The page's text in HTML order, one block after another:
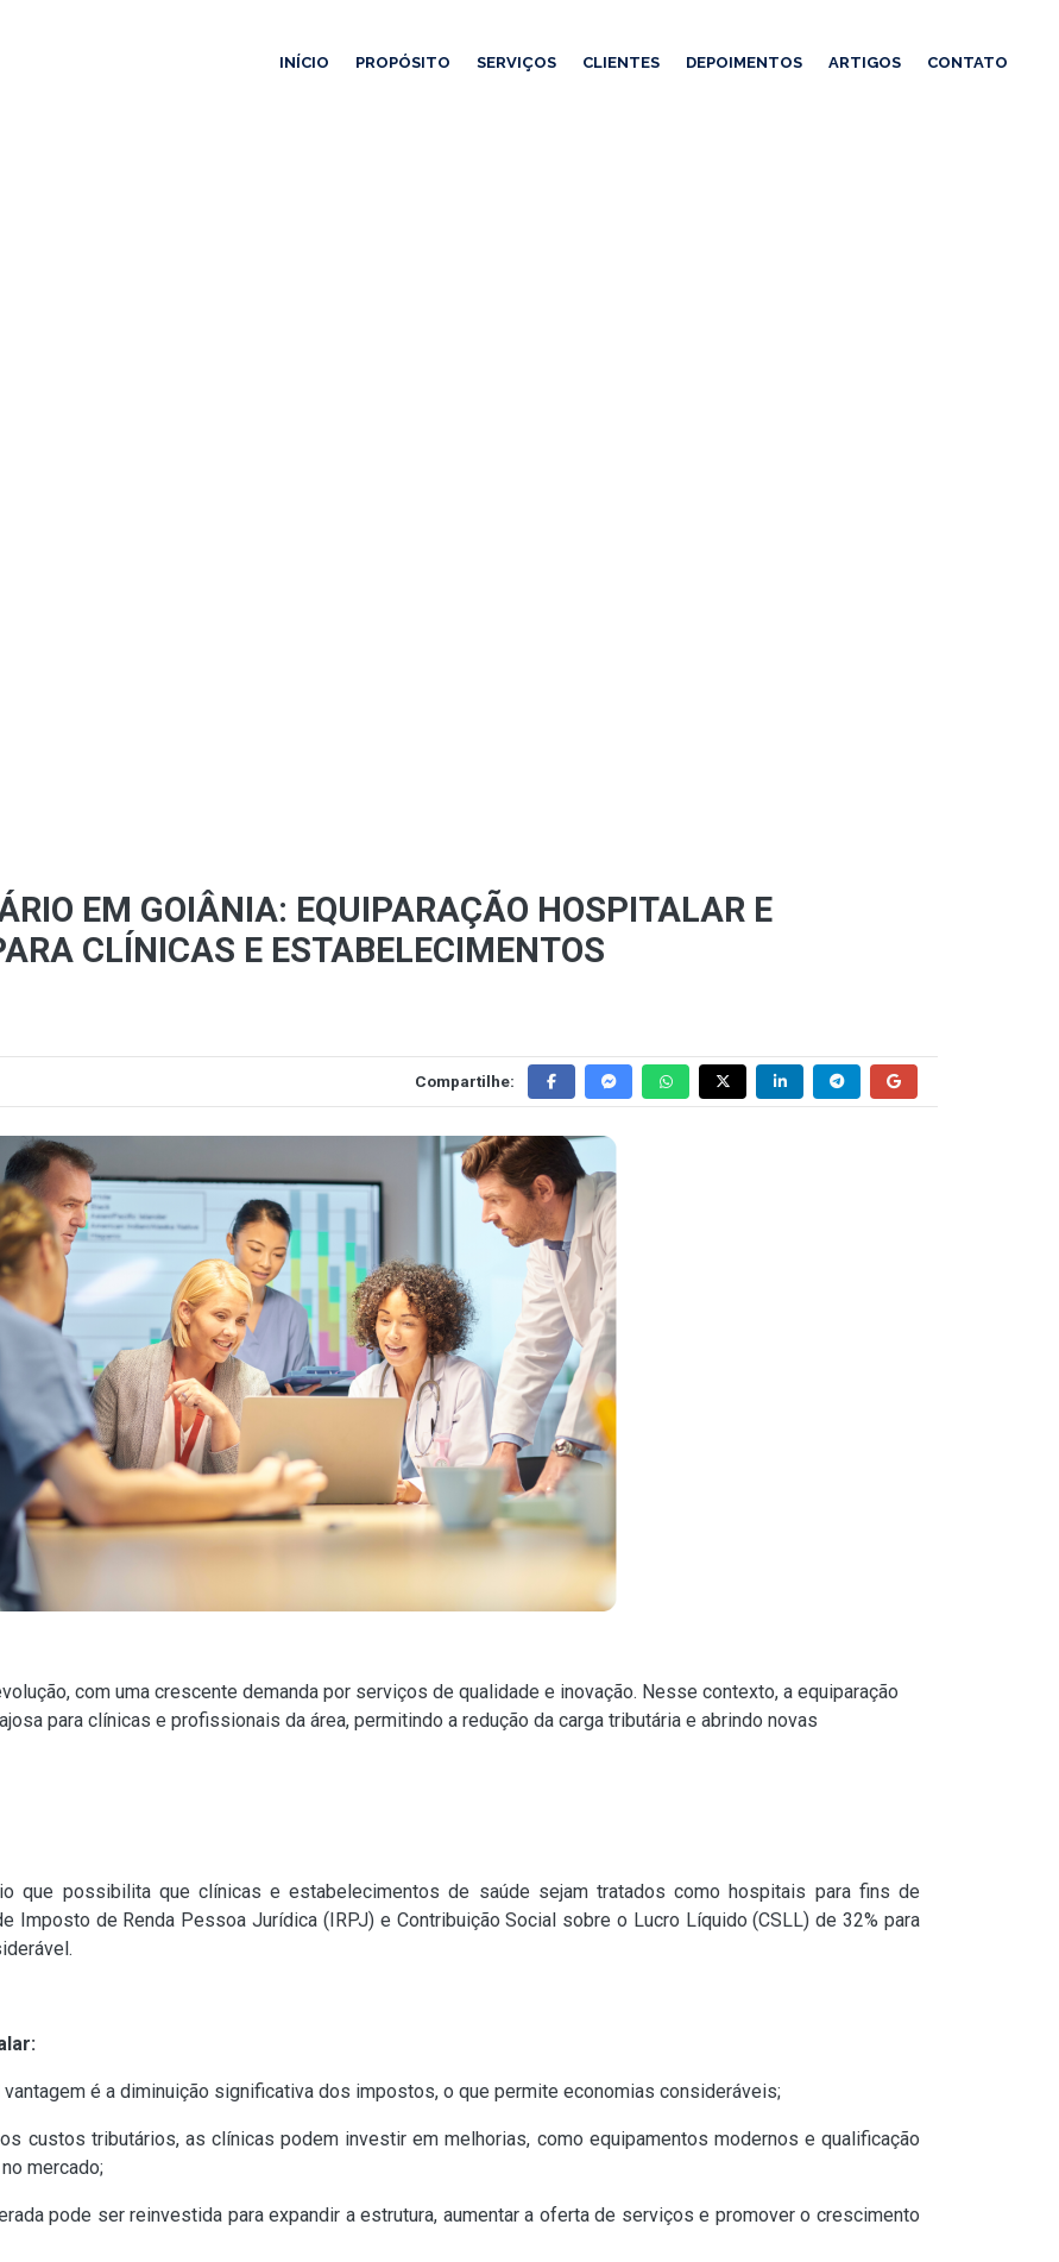
INÍCIO PROPÓSITO SERVIÇOS CLIENTES DEPOIMENTOS ARTIGOS CONTATO
EM GOIÂNIA: EQUIPARAÇÃO HOSPITALAR E
CLÍNICAS E ESTABELECIMENTOS
Compartilhe:
com uma crescente demanda por serviços de qualidade e inovação. Nesse contexto, a equiparação
para clínicas e profissionais da área, permitindo a redução da carga tributária e abrindo novas
que possibilita que clínicas e estabelecimentos de saúde sejam tratados como hospitais para fins de
Imposto de Renda Pessoa Jurídica (IRPJ) e Contribuição Social sobre o Lucro Líquido (CSLL) de 32% para
vantagem é a diminuição significativa dos impostos, o que permite economias consideráveis;
custos tributários, as clínicas podem investir em melhorias, como equipamentos modernos e qualificação
mercado;
pode ser reinvestida para expandir a estrutura, aumentar a oferta de serviços e promover o crescimento